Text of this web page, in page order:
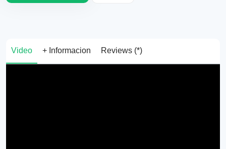
Video + Informacion Reviews (*)